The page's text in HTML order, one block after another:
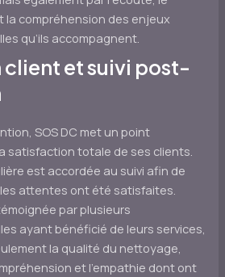
la compréhension des enjeux
qu’ils accompagnent.
et suivi post-
SOS DC met un point
satisfaction totale de ses clients.
est accordée au suivi afin de
attentes ont été satisfaites.
par plusieurs
ayant bénéficié de leurs services,
la qualité du nettoyage,
et l’empathie dont ont